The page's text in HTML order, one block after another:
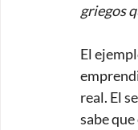
griegos
El
real. El
sabe